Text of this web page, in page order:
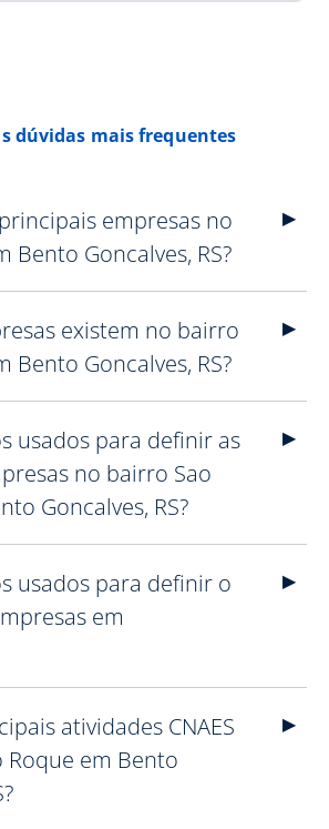
dúvidas mais frequentes
empresas no
Bento Goncalves, RS?
existem no bairro
Bento Goncalves, RS?
usados para definir as
no bairro Sao
Goncalves, RS?
usados para definir o
em
atividades CNAES
em Bento